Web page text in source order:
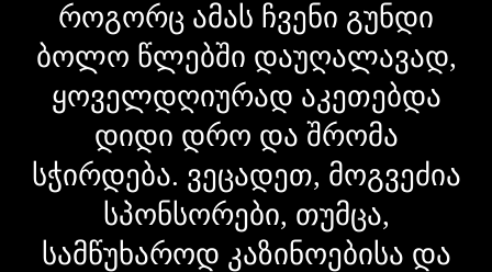
როგორც ამას ჩვენი გუნდი
ბოლო წლებში დაუღალავად,
ყოველდღიურად აკეთებდა
დიდი დრო და შრომა
სჭირდება. ვეცადეთ, მოგვეძია
სპონსორები, თუმცა,
სამწუხაროდ კაზინოებისა და